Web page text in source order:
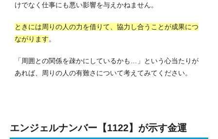
けでなく仕事にも悪い影響を与えかねません。
ときには周りの人の力を借りて、協力し合うことが成果につ
ながります。
「周囲との関係を疎かにしているかも…」という心当たりが
あれば、周りの人の有難さについて考えてみてください。
エンジェルナンバー【1122】が示す金運